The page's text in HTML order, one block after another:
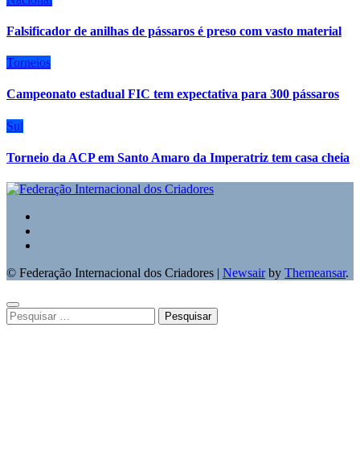
Falsificador de anilhas de pássaros é preso com vasto material
Torneios
Campeonato estadual FIC tem expectativa para 300 pássaros
Sul
Torneio da ACP em Santo Amaro da Imperatriz tem casa cheia
© Federação Internacional dos Criadores | Newsairby Themeansar.
Pesquisar
por: